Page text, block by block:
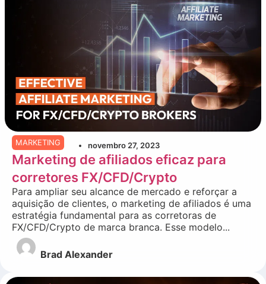
MARKETING novembro 27, 2023
Marketing de afiliados eficaz para
corretores FX/CFD/Crypto
Para ampliar seu alcance de mercado e reforçar a
aquisição de clientes, o marketing de afiliados é uma
estratégia fundamental para as corretoras de
FX/CFD/Crypto de marca branca. Esse modelo...
Brad Alexander